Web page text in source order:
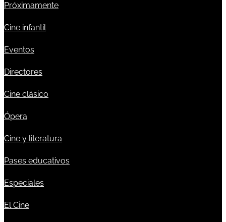
Próximamente
Cine infantil
Eventos
Directores
Cine clásico
Ópera
Cine y literatura
Pases educativos
Especiales
El Cine